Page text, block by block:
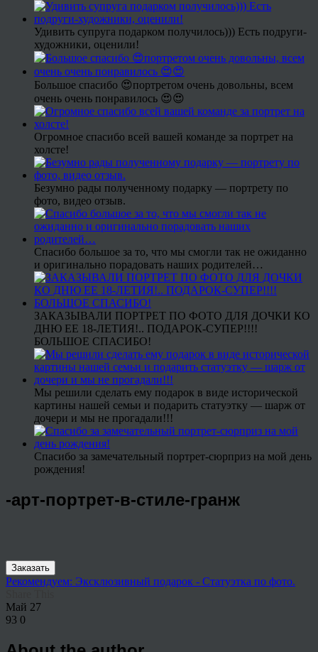
Удивить супруга подарком получилось))) Есть подруги-
художники, оценили!
Большое спасибо 😍портретом очень довольны, всем
очень очень понравилось 😍😍
Огромное спасибо всей вашей команде за портрет на
холсте!
Безумно рады полученному подарку — портрету по
фото, видео отзыв.
Спасибо большое за то, что мы смогли так не ожиданно
и оригинально порадовать наших родителей…
ЗАКАЗЫВАЛИ ПОРТРЕТ ПО ФОТО ДЛЯ ДОЧКИ КО
ДНЮ ЕЕ 18-ЛЕТИЯ!.. ПОДАРОК-СУПЕР!!!!
БОЛЬШОЕ СПАСИБО!
Мы решили сделать ему подарок в виде исторической
картины нашей семьи и подарить статуэтку — шарж от
дочери и мы не прогадали!!!
Спасибо за замечательный портрет-сюрприз на мой день
рождения!
-арт-портрет-в-стиле-гранж
Заказать
Рекомендуем: Эксклюзивный подарок - Статуэтка по фото.
Май 27
93 0